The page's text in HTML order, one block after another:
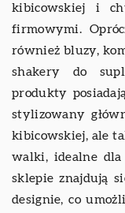
kibicowskiej i
firmowymi.
również bluzy,
shakery do
produkty
stylizowany
kibicowskiej, ale
walki, idealne
sklepie znajdują
designie, co